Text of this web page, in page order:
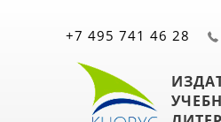
+7 495 741 46 28